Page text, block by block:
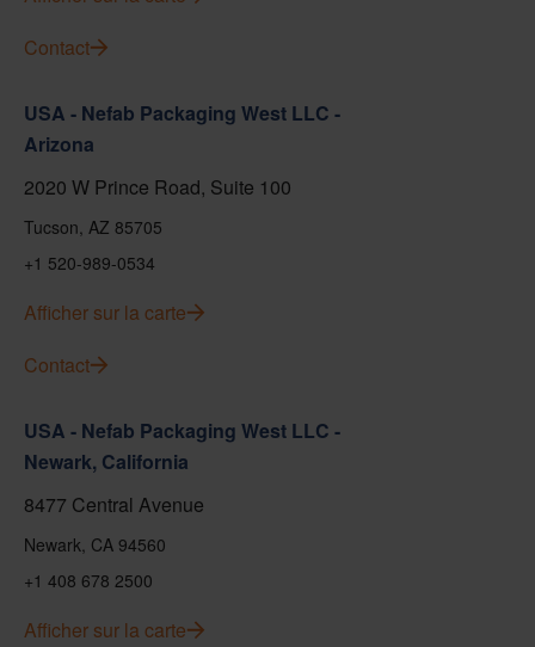
Contact
USA - Nefab Packaging West LLC -
Arizona
2020 W Prince Road, Suite 100
Tucson, AZ 85705
+1 520-989-0534
Afficher sur la carte
Contact
USA - Nefab Packaging West LLC -
Newark, California
8477 Central Avenue
Newark, CA 94560
+1 408 678 2500
Afficher sur la carte